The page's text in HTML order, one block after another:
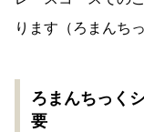
ります（ろまんち
ろまんちっく
要